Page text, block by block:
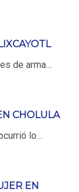
de arma…
CHOLULA
lo…
EN